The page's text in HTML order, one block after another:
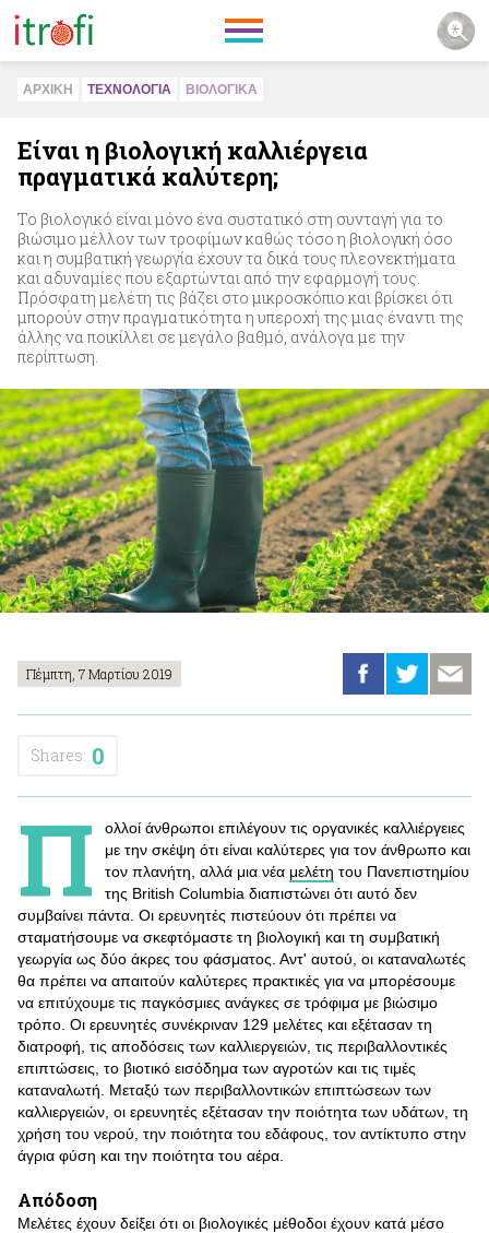
ΑΡΧΙΚΗ ΤΕΧΝΟΛΟΓΙΑ ΒΙΟΛΟΓΙΚA
Είναι η βιολογική καλλιέργεια
πραγματικά καλύτερη;
Το βιολογικό είναι μόνο ένα συστατικό στη συνταγή για το
βιώσιμο μέλλον των τροφίμων καθώς τόσο η βιολογική όσο
και η συμβατική γεωργία έχουν τα δικά τους πλεονεκτήματα
και αδυναμίες που εξαρτώνται από την εφαρμογή τους.
Πρόσφατη μελέτη τις βάζει στο μικροσκόπιο και βρίσκει ότι
μπορούν στην πραγματικότητα η υπεροχή της μιας έναντι της
άλλης να ποικίλλει σε μεγάλο βαθμό, ανάλογα με την
περίπτωση.
Πέμπτη, 7 Μαρτίου 2019
Shares: 0
Π
ολλοί άνθρωποι επιλέγουν τις οργανικές καλλιέργειες
με την σκέψη ότι είναι καλύτερες για τον άνθρωπο και
τον πλανήτη, αλλά μια νέα μελέτη του Πανεπιστημίου
της British Columbia διαπιστώνει ότι αυτό δεν
συμβαίνει πάντα. Οι ερευνητές πιστεύουν ότι πρέπει να
σταματήσουμε να σκεφτόμαστε τη βιολογική και τη συμβατική
γεωργία ως δύο άκρες του φάσματος. Αντ' αυτού, οι καταναλωτές
θα πρέπει να απαιτούν καλύτερες πρακτικές για να μπορέσουμε
να επιτύχουμε τις παγκόσμιες ανάγκες σε τρόφιμα με βιώσιμο
τρόπο. Οι ερευνητές συνέκριναν 129 μελέτες και εξέτασαν τη
διατροφή, τις αποδόσεις των καλλιεργειών, τις περιβαλλοντικές
επιπτώσεις, το βιοτικό εισόδημα των αγροτών και τις τιμές
καταναλωτή. Μεταξύ των περιβαλλοντικών επιπτώσεων των
καλλιεργειών, οι ερευνητές εξέτασαν την ποιότητα των υδάτων, τη
χρήση του νερού, την ποιότητα του εδάφους, τον αντίκτυπο στην
άγρια φύση και την ποιότητα του αέρα.
Απόδοση
Μελέτες έχουν δείξει ότι οι βιολογικές μέθοδοι έχουν κατά μέσο